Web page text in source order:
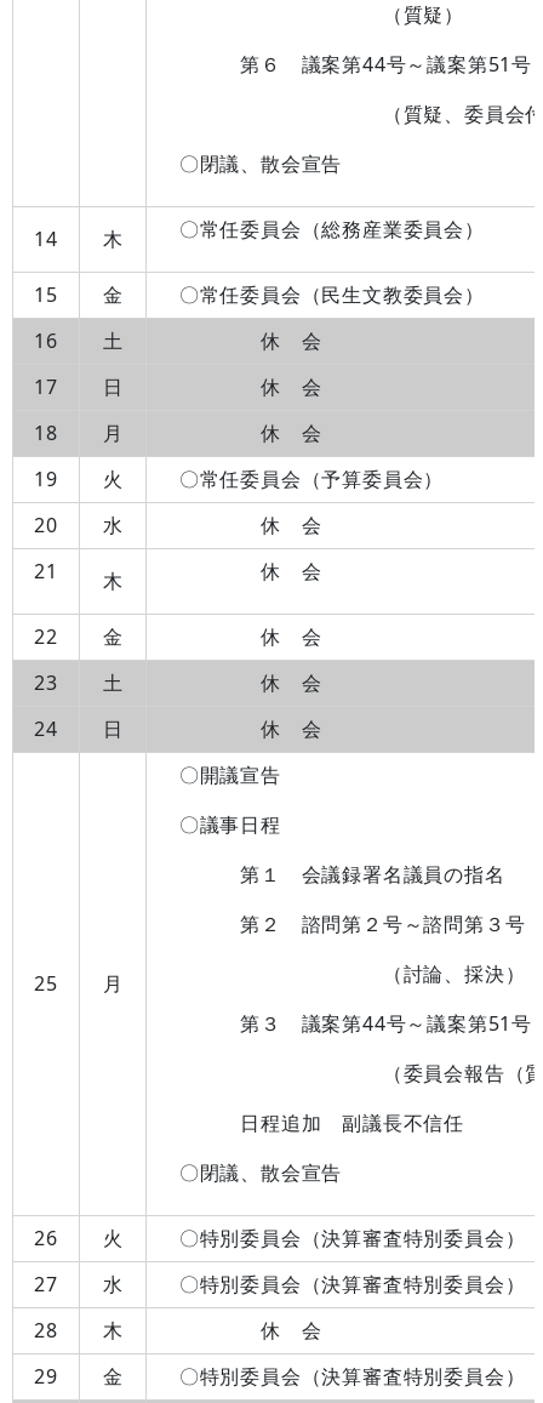
（質疑）
第６ 議案第44号～議案第51号
（質疑、委員会付
〇閉議、散会宣告
14 木 〇常任委員会（総務産業委員会）
15 金
〇常任委員会（民生文教委員会）
16
土
休 会
17
日
休 会
18
月
休 会
19
火
〇常任委員会（予算委員会）
20
水
休 会
21
木 休 会
22 金
休 会
23
土
休 会
24
日 休 会
25 月
〇開議宣告
〇議事日程
第１ 会議録署名議員の指名
第２ 諮問第２号～諮問第３号
（討論、採決）
第３ 議案第44号～議案第51号
（委員会報告（質疑）、
日程追加 副議長不信任
〇閉議、散会宣告
26 火
〇特別委員会（決算審査特別委員会）
27
水
〇特別委員会（決算審査特別委員会）
28
木
休 会
29
金 〇特別委員会（決算審査特別委員会）